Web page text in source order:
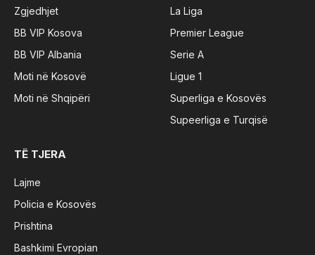
Zgjedhjet
BB VIP Kosova
BB VIP Albania
Moti në Kosovë
Moti në Shqipëri
La Liga
Premier League
Serie A
Ligue 1
Superliga e Kosovës
Supeerliga e Turqisë
TË TJERA
Lajme
Policia e Kosovës
Prishtina
Bashkimi Evropian